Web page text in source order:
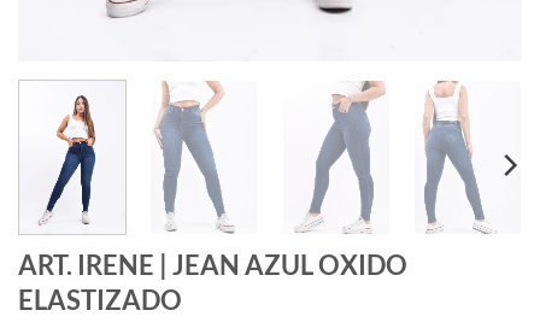
ART. IRENE | JEAN AZUL OXIDO
ELASTIZADO